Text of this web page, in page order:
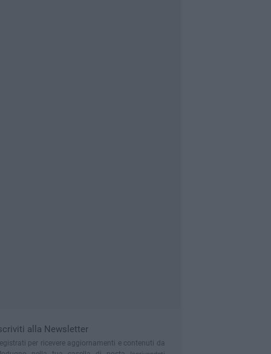
alla Newsletter
per ricevere aggiornamenti e contenuti da